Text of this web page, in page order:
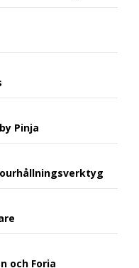
Pinja
och Foria